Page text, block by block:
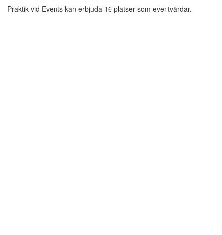
Praktik vid Events kan erbjuda 16 platser som eventvärdar.